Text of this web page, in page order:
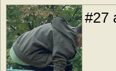
#27